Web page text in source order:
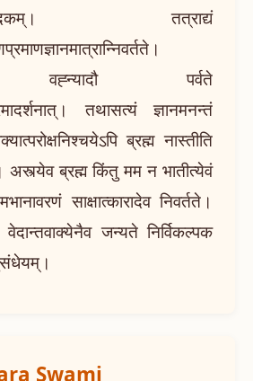
तत्राद्यं
वह्न्यादौ पर्वते
तथासत्यं ज्ञानमनन्तं
ब्रह्म नास्तीति
अस्त्येव ब्रह्म किंतु मम न भातीत्येवं
साक्षात्कारादेव निवर्तते।
वेदान्तवाक्येनैव जन्यते निर्विकल्पक
Swami